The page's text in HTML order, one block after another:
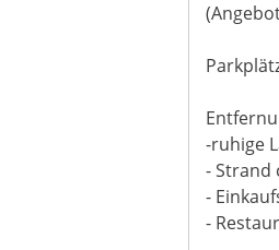
-ruhige
- Strand
-
-